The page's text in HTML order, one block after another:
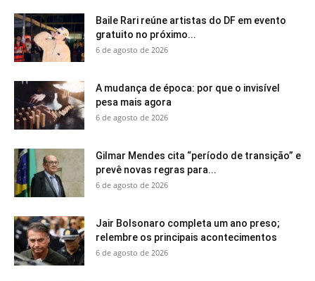
Baile Rari reúne artistas do DF em evento
gratuito no próximo...
6 de agosto de 2026
A mudança de época: por que o invisível
pesa mais agora
6 de agosto de 2026
Gilmar Mendes cita “período de transição” e
prevê novas regras para...
6 de agosto de 2026
Jair Bolsonaro completa um ano preso;
relembre os principais acontecimentos
6 de agosto de 2026